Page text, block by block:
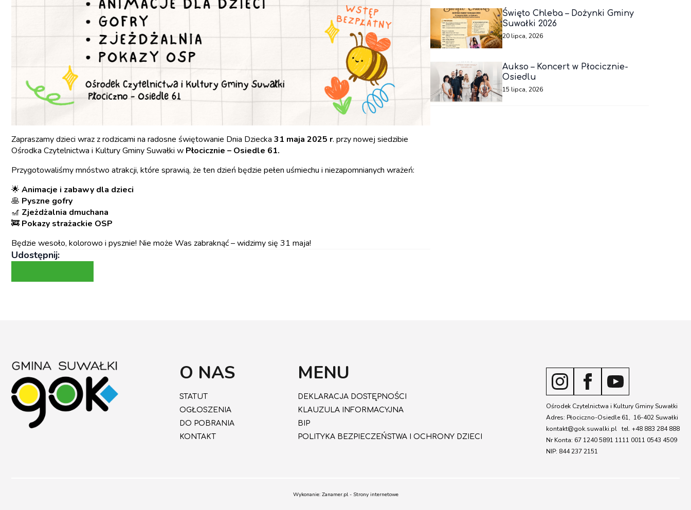
Zapraszamy dzieci wraz z rodzicami na radosne świętowanie Dnia Dziecka 31 maja 2025 r. przy nowej siedzibie
Ośrodka Czytelnictwa i Kultury Gminy Suwałki w Płocicznie – Osiedle 61.
Przygotowaliśmy mnóstwo atrakcji, które sprawią, że ten dzień będzie pełen uśmiechu i niezapomnianych wrażeń:
🌟 Animacje i zabawy dla dzieci
🥞 Pyszne gofry
🎢 Zjeżdżalnia dmuchana
🚒 Pokazy strażackie OSP
Będzie wesoło, kolorowo i pysznie! Nie może Was zabraknąć – widzimy się 31 maja!
Udostępnij:
Święto Chleba – Dożynki Gminy
Suwałki 2026
20 lipca, 2026
Aukso – Koncert w Płocicznie-
Osiedlu
15 lipca, 2026
O NAS
STATUT
OGŁOSZENIA
DO POBRANIA
KONTAKT
MENU
DEKLARACJA DOSTĘPNOŚCI
KLAUZULA INFORMACYJNA
BIP
POLITYKA BEZPIECZEŃSTWA I OCHRONY DZIECI
Ośrodek Czytelnictwa i Kultury Gminy Suwałki
Adres: Płociczno-Osiedle 61, 16-402 Suwałki
kontakt@gok.suwalki.pl tel. +48 883 284 888
Nr Konta: 67 1240 5891 1111 0011 0543 4509
NIP: 844 237 2151
Wykonanie: Zanamer.pl - Strony internetowe